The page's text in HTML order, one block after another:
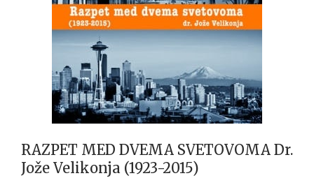
RAZPET MED DVEMA SVETOVOMA Dr.
Jože Velikonja (1923-2015)